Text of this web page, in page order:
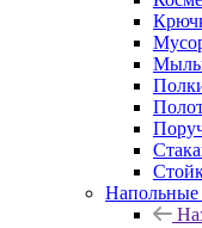
Напольные